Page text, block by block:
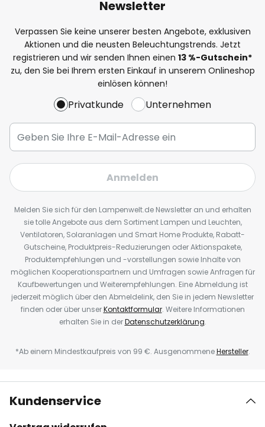
Newsletter
Verpassen Sie keine unserer besten Angebote, exklusiven
Aktionen und die neusten Beleuchtungstrends. Jetzt
registrieren und wir senden Ihnen einen 13 %-Gutschein*
zu, den Sie bei Ihrem ersten Einkauf in unserem Onlineshop
einlösen können!
Privatkunde Unternehmen
Anmelden
Melden Sie sich für den Lampenwelt.de Newsletter an und erhalten
sie tolle Angebote aus dem Sortiment Lampen und Leuchten,
Ventilatoren, Solaranlagen und Smart Home Produkte, Rabatt-
Gutscheine, Produktpreis-Reduzierungen oder Aktionspakete,
Produktempfehlungen und -vorstellungen sowie Inhalte von
möglichen Kooperationspartnern und Umfragen sowie Anfragen für
Kaufbewertungen und Weiterempfehlungen. Eine Abmeldung ist
jederzeit möglich über den Abmeldelink, den Sie in jedem Newsletter
finden oder über unserKontaktformular. Weitere Informationen
erhalten Sie in derDatenschutzerklärung.
*Ab einem Mindestkaufpreis von 99 €. AusgenommeneHersteller.
Kundenservice